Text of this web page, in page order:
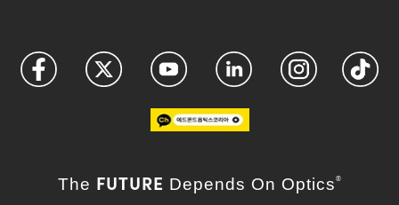
The FUTURE Depends On Optics ®